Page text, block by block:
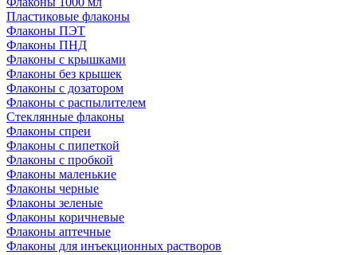
Пластиковые флаконы
Флаконы ПЭТ
Флаконы ПНД
Флаконы с крышками
Флаконы без крышек
Флаконы с дозатором
Флаконы с распылителем
Стеклянные флаконы
Флаконы cпреи
Флаконы с пипеткой
Флаконы с пробкой
Флаконы маленькие
Флаконы черные
Флаконы зеленые
Флаконы коричневые
Флаконы аптечные
Флаконы для инъекционных растворов